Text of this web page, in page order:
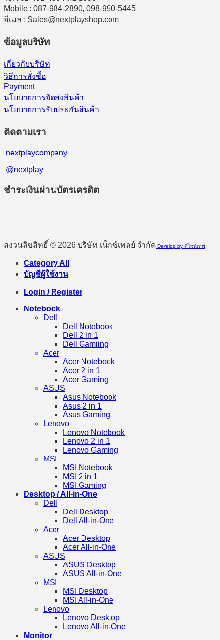
Mobile : 087-984-2890, 098-990-5445
อีเมล : Sales@nextplayshop.com
ข้อมูลบริษัท
เกี่ยวกับบริษัท
วิธีการสั่งซื้อ
Payment
นโยบายการจัดส่งสินค้า
นโยบายการรับประกันสินค้า
ติดตามเรา
nextplaycompany
@nextplay
ชำระเงินผ่านบัตรเครดิต
สงวนลิขสิทธิ์ © 2026 บริษัท เน็กซ์เพลย์ จำกัด Develop by ดีไซน์เทพ
Category All
บัญชีผู้ใช้งาน
Login / Register
Notebook
Dell
Dell Notebook
Dell 2 in 1
Dell Gamiing
Acer
Acer Notebook
Acer 2 in 1
Acer Gaming
ASUS
Asus Notebook
Asus 2 in 1
Asus Gaming
Lenovo
Lenovo Notebook
Lenovo 2 in 1
Lenovo Gaming
MSI
MSI Notebook
MSI 2 in 1
MSI Gaming
Desktop / All-in-One
Dell
Dell Desktop
Dell All-in-One
Acer
Acer Desktop
Acer All-in-One
ASUS
ASUS Desktop
ASUS All-in-One
MSI
MSI Desktop
MSI All-in-One
Lenovo
Lenovo Desktop
Lenovo All-in-One
Monitor